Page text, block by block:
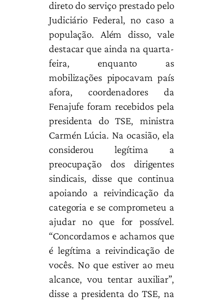
direto do serviço prestado pelo
Judiciário Federal, no caso a
população. Além disso, vale
destacar que ainda na quarta-
feira, enquanto as
mobilizações pipocavam país
afora, coordenadores da
Fenajufe foram recebidos pela
presidenta do TSE, ministra
Carmén Lúcia. Na ocasião, ela
considerou legítima a
preocupação dos dirigentes
sindicais, disse que continua
apoiando a reivindicação da
categoria e se comprometeu a
ajudar no que for possível.
“Concordamos e achamos que
é legítima a reivindicação de
vocês. No que estiver ao meu
alcance, vou tentar auxiliar”,
disse a presidenta do TSE, na